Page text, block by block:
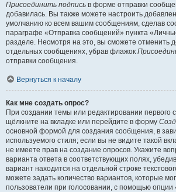
Присоединить подпись в форме отправки
добавилась. Вы также можете настроить
умолчанию ко всем вашим сообщениям, сделав
параграфе «Отправка сообщений» пункта
разделе. Несмотря на это, вы сможете отменить
отдельных сообщениях, убрав флажок
отправки сообщения.
Вернуться к началу
Как мне создать опрос?
При создании темы или редактировании первого
щёлкните на вкладке или перейдите в форму
основной формой для создания сообщения, в
используемого стиля; если вы не видите такой
не имеете прав на создание опросов. Укажите
варианта ответа в соответствующих полях,
вариант находится на отдельной строке
можете задать количество вариантов, которые
пользователи при голосовании, с помощью опции